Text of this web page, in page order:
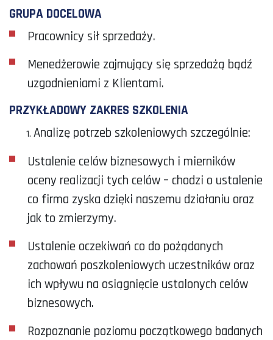
GRUPA DOCELOWA
Pracownicy sił sprzedaży.
Menedżerowie zajmujący się sprzedażą bądź
uzgodnieniami z Klientami.
PRZYKŁADOWY ZAKRES SZKOLENIA
Analizę potrzeb szkoleniowych szczególnie:
Ustalenie celów biznesowych i mierników
oceny realizacji tych celów – chodzi o ustalenie
co firma zyska dzięki naszemu działaniu oraz
jak to zmierzymy.
Ustalenie oczekiwań co do pożądanych
zachowań poszkoleniowych uczestników oraz
ich wpływu na osiągnięcie ustalonych celów
biznesowych.
Rozpoznanie poziomu początkowego badanych